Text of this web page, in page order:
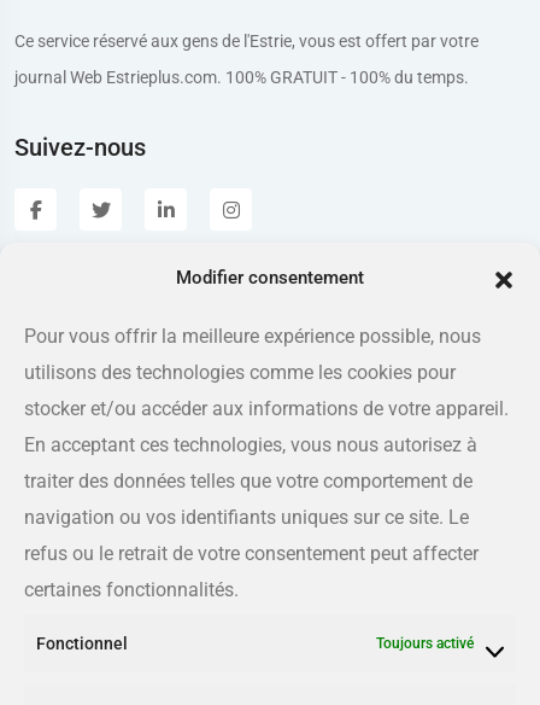
Modifier consentement
Pour vous offrir la meilleure expérience possible, nous
utilisons des technologies comme les cookies pour
stocker et/ou accéder aux informations de votre appareil.
En acceptant ces technologies, vous nous autorisez à
traiter des données telles que votre comportement de
navigation ou vos identifiants uniques sur ce site. Le
refus ou le retrait de votre consentement peut affecter
certaines fonctionnalités.
Fonctionnel Toujours activé
Ce service réservé aux gens de l'Estrie, vous est offert par votre
journal Web Estrieplus.com. 100% GRATUIT - 100% du temps.
Suivez-nous
Adresse
175 rue Queen, Sherbrooke QC J1L 1K1
Téléphone
819-566-8810
Courriel